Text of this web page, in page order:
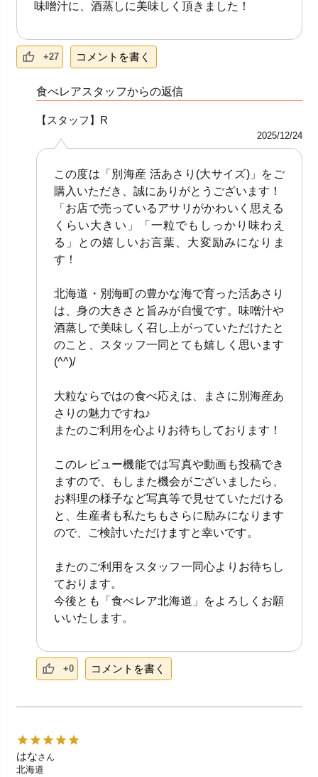
味噌汁に、酒蒸しに美味しく頂きました！
+27 コメントを書く
食べレアスタッフからの返信
【スタッフ】R
2025/12/24
この度は「別海産 活あさり(大サイズ)」をご
購入いただき、誠にありがとうございます！
「お店で売っているアサリがかわいく思える
くらい大きい」「一粒でもしっかり味わえ
る」との嬉しいお言葉、大変励みになりま
す！
北海道・別海町の豊かな海で育った活あさり
は、身の大きさと旨みが自慢です。味噌汁や
酒蒸しで美味しく召し上がっていただけたと
のこと、スタッフ一同とても嬉しく思います
(^^)/
大粒ならではの食べ応えは、まさに別海産あ
さりの魅力ですね♪
またのご利用を心よりお待ちしております！
このレビュー機能では写真や動画も投稿でき
ますので、もしまた機会がございましたら、
お料理の様子など写真等で見せていただける
と、生産者も私たちもさらに励みになります
ので、ご検討いただけますと幸いです。
またのご利用をスタッフ一同心よりお待ちし
ております。
今後とも「食べレア北海道」をよろしくお願
いいたします。
+0 コメントを書く
はなさん
北海道